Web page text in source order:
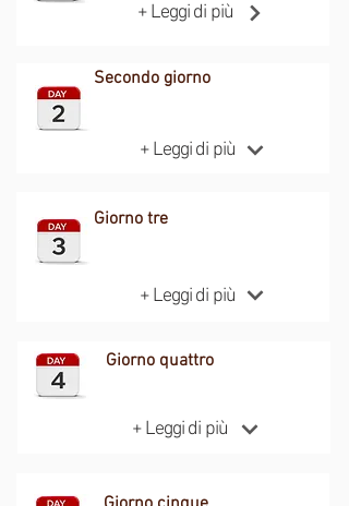
+ Leggi di più
Secondo giorno
+ Leggi di più
Giorno tre
+ Leggi di più
Giorno quattro
+ Leggi di più